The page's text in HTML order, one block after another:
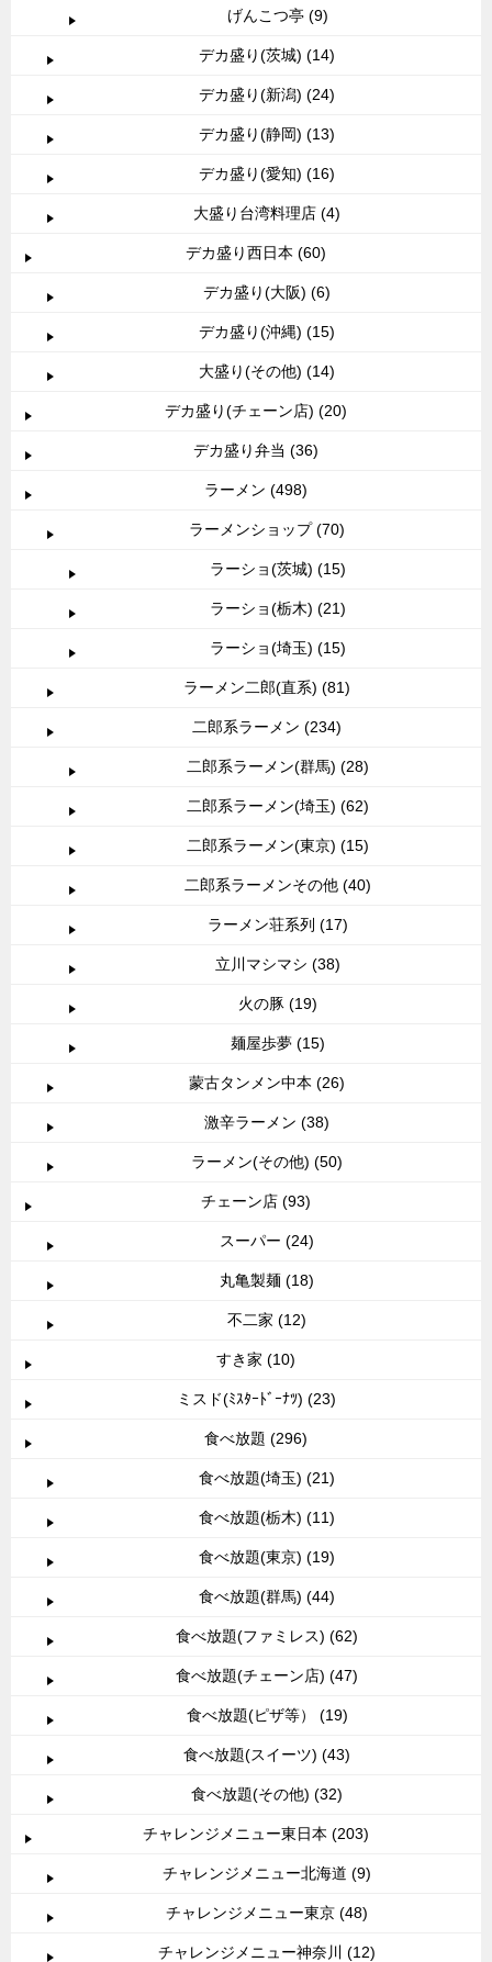
げんこつ亭 (9)
デカ盛り(茨城) (14)
デカ盛り(新潟) (24)
デカ盛り(静岡) (13)
デカ盛り(愛知) (16)
大盛り台湾料理店 (4)
デカ盛り西日本 (60)
デカ盛り(大阪) (6)
デカ盛り(沖縄) (15)
大盛り(その他) (14)
デカ盛り(チェーン店) (20)
デカ盛り弁当 (36)
ラーメン (498)
ラーメンショップ (70)
ラーショ(茨城) (15)
ラーショ(栃木) (21)
ラーショ(埼玉) (15)
ラーメン二郎(直系) (81)
二郎系ラーメン (234)
二郎系ラーメン(群馬) (28)
二郎系ラーメン(埼玉) (62)
二郎系ラーメン(東京) (15)
二郎系ラーメンその他 (40)
ラーメン荘系列 (17)
立川マシマシ (38)
火の豚 (19)
麺屋歩夢 (15)
蒙古タンメン中本 (26)
激辛ラーメン (38)
ラーメン(その他) (50)
チェーン店 (93)
スーパー (24)
丸亀製麺 (18)
不二家 (12)
すき家 (10)
ミスド(ﾐｽﾀｰﾄﾞｰﾅﾂ) (23)
食べ放題 (296)
食べ放題(埼玉) (21)
食べ放題(栃木) (11)
食べ放題(東京) (19)
食べ放題(群馬) (44)
食べ放題(ファミレス) (62)
食べ放題(チェーン店) (47)
食べ放題(ピザ等） (19)
食べ放題(スイーツ) (43)
食べ放題(その他) (32)
チャレンジメニュー東日本 (203)
チャレンジメニュー北海道 (9)
チャレンジメニュー東京 (48)
チャレンジメニュー神奈川 (12)